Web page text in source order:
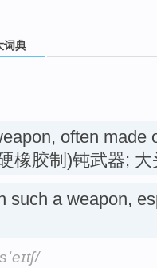
词典
often made
橡胶制)钝武器;
such a weapon,